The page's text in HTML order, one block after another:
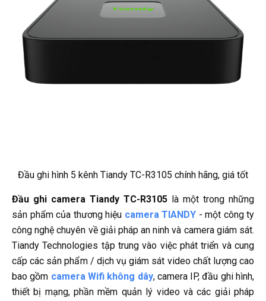
Đầu ghi hình 5 kênh Tiandy TC-R3105 chính hãng, giá tốt
Đầu ghi camera Tiandy TC-R3105 là một trong những
sản phẩm của thương hiệu camera TIANDY - một công ty
công nghệ chuyên về giải pháp an ninh và camera giám sát.
Tiandy Technologies tập trung vào việc phát triển và cung
cấp các sản phẩm / dịch vụ giám sát video chất lượng cao
bao gồm camera Wifi không dây, camera IP, đầu ghi hình,
thiết bị mạng, phần mềm quản lý video và các giải pháp